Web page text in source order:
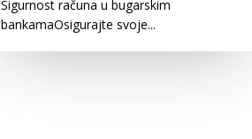
Sigurnost računa u bugarskim
bankamaOsigurajte svoje...